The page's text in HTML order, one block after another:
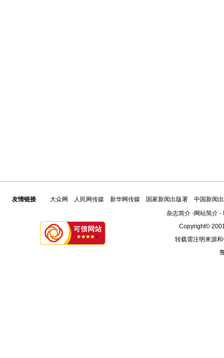
友情链接 大众网 人民网传媒 新华网传媒 国家新闻出版署
中国新闻
杂志简介-网站简介-
Copyright©
转载需注明来源